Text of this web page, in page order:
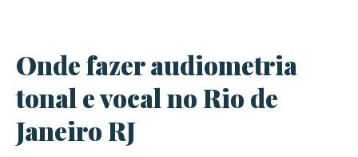
Onde fazer audiometria
tonal e vocal no Rio de
Janeiro RJ